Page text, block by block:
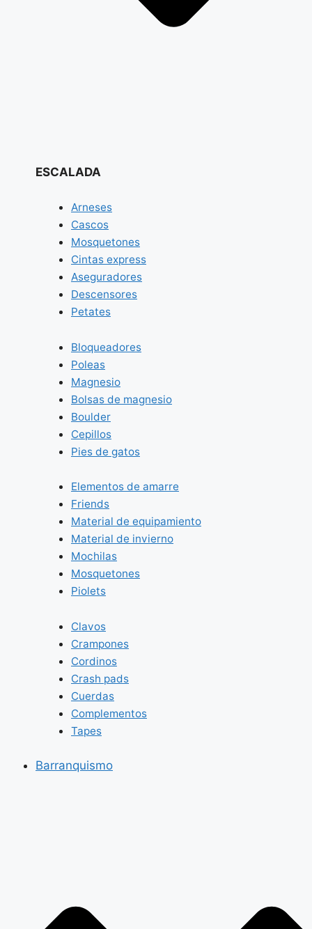
ESCALADA
Arneses
Cascos
Mosquetones
Cintas express
Aseguradores
Descensores
Petates
Bloqueadores
Poleas
Magnesio
Bolsas de magnesio
Boulder
Cepillos
Pies de gatos
Elementos de amarre
Friends
Material de equipamiento
Material de invierno
Mochilas
Mosquetones
Piolets
Clavos
Crampones
Cordinos
Crash pads
Cuerdas
Complementos
Tapes
Barranquismo